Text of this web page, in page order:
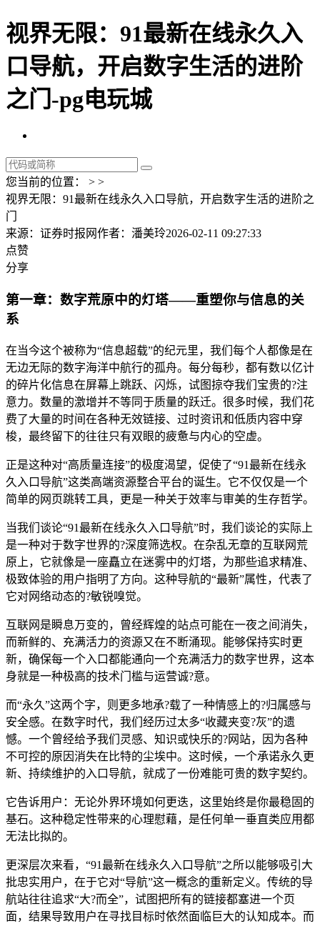
视界无限：91最新在线永久入
口导航，开启数字生活的进阶
之门-pg电玩城
您当前的位置： > >
视界无限：91最新在线永久入口导航，开启数字生活的进阶之
门
来源：证券时报网作者：潘美玲2026-02-11 09:27:33
点赞
分享
第一章：数字荒原中的灯塔——重塑你与信息的关
系
在当今这个被称为“信息超载”的纪元里，我们每个人都像是在
无边无际的数字海洋中航行的孤舟。每分每秒，都有数以亿计
的碎片化信息在屏幕上跳跃、闪烁，试图掠夺我们宝贵的?注
意力。数量的激增并不等同于质量的跃迁。很多时候，我们花
费了大量的时间在各种无效链接、过时资讯和低质内容中穿
梭，最终留下的往往只有双眼的疲惫与内心的空虚。
正是这种对“高质量连接”的极度渴望，促使了“91最新在线永
久入口导航”这类高端资源整合平台的诞生。它不仅仅是一个
简单的网页跳转工具，更是一种关于效率与审美的生存哲学。
当我们谈论“91最新在线永久入口导航”时，我们谈论的实际上
是一种对于数字世界的?深度筛选权。在杂乱无章的互联网荒
原上，它就像是一座矗立在迷雾中的灯塔，为那些追求精准、
极致体验的用户指明了方向。这种导航的“最新”属性，代表了
它对网络动态的?敏锐嗅觉。
互联网是瞬息万变的，曾经辉煌的站点可能在一夜之间消失，
而新鲜的、充满活力的资源又在不断涌现。能够保持实时更
新，确保每一个入口都能通向一个充满活力的数字世界，这本
身就是一种极高的技术门槛与运营诚?意。
而“永久”这两个字，则更多地承?载了一种情感上的?归属感与
安全感。在数字时代，我们经历过太多“收藏夹变?灰”的遗
憾。一个曾经给予我们灵感、知识或快乐的?网站，因为各种
不可控的原因消失在比特的尘埃中。这时候，一个承诺永久更
新、持续维护的入口导航，就成了一份难能可贵的数字契约。
它告诉用户：无论外界环境如何更迭，这里始终是你最稳固的
基石。这种稳定性带来的心理慰藉，是任何单一垂直类应用都
无法比拟的。
更深层次来看，“91最新在线永久入口导航”之所以能够吸引大
批忠实用户，在于它对“导航”这一概念的重新定义。传统的导
航站往往追求“大?而全”，试图把所有的链接都塞进一个页
面，结果导致用户在寻找目标时依然面临巨大的认知成本。而